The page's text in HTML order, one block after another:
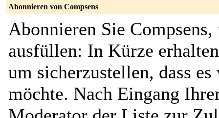
Abonnieren von Compsens
Abonnieren Sie
ausfüllen: In Kürze
um sicherzustellen, dass
möchte. Nach Eingang